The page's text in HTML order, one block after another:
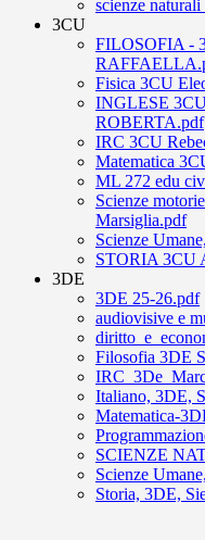
scienze
3CU
FILOSOFIA -
Fisica 3CU
INGLESE
ROBERTA.pdf
IRC 3CU
Matematica
ML 272 edu
Scienze
Marsiglia.pdf
Scienze
STORIA 3CU
3DE
3DE 25-26.pdf
audiovisive e
Filosofia 3DE
Italiano, 3DE,
Matematica-
SCIENZE
Scienze
Storia, 3DE,